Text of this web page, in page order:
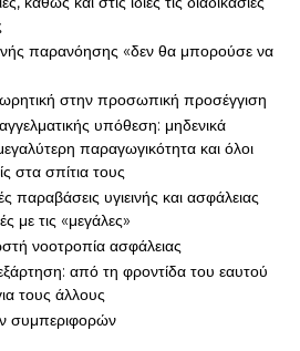
παρανόησης «δεν θα μπορούσε να
στην προσωπική προσέγγιση
υπόθεση: μηδενικά
παραγωγικότητα και όλοι
στα σπίτια τους
παραβάσεις υγιεινής και ασφάλειας
με τις «μεγάλες»
νοοτροπία ασφάλειας
από τη φροντίδα του εαυτού
τους άλλους
συμπεριφορών